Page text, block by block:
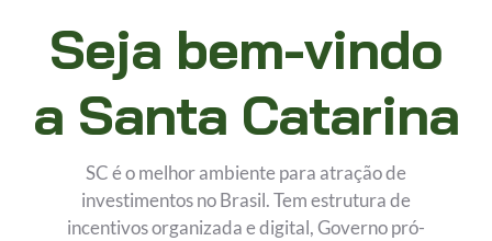
Seja bem-vindo
a Santa Catarina
SC é o melhor ambiente para atração de
investimentos no Brasil. Tem estrutura de
incentivos organizada e digital, Governo pró-